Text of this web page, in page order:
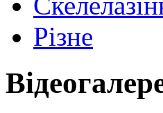
Різне